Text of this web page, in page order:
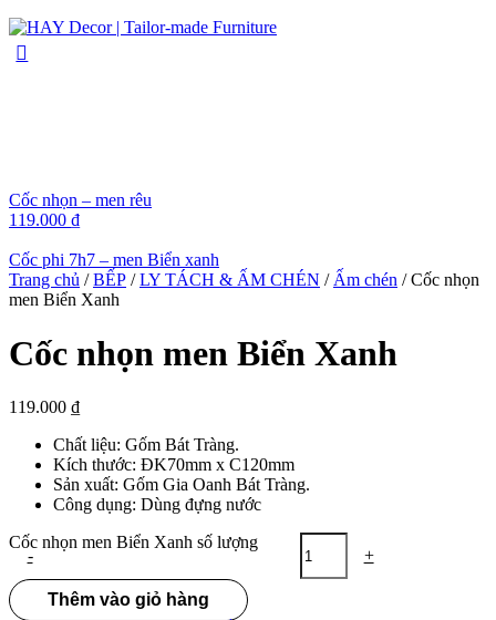
Cốc nhọn – men rêu
119.000 ₫
Cốc phi 7h7 – men Biển xanh
Trang chủ /BẾP /LY TÁCH & ẤM CHÉN / Ấm chén / Cốc nhọn
men Biển Xanh
Cốc nhọn men Biển Xanh
119.000 ₫
Chất liệu: Gốm Bát Tràng.
Kích thước: ĐK70mm x C120mm
Sản xuất: Gốm Gia Oanh Bát Tràng.
Công dụng: Dùng đựng nước
-
Cốc nhọn men Biển Xanh số lượng
+
Thêm vào giỏ hàng